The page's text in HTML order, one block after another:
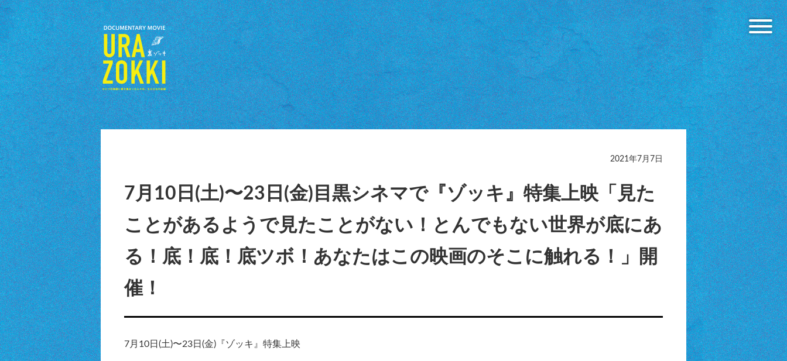
2021年7月7日
7月10日(土)〜23日(金)目黒シネマで『ゾッキ』特集上映「見た
ことがあるようで見たことがない！とんでもない世界が底にあ
る！底！底！底ツボ！あなたはこの映画のそこに触れる！」開
催！
7月10日(土)〜23日(金)『ゾッキ』特集上映